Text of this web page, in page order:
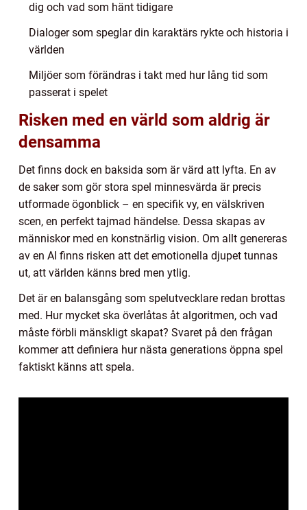
dig och vad som hänt tidigare
Dialoger som speglar din karaktärs rykte och historia i
världen
Miljöer som förändras i takt med hur lång tid som
passerat i spelet
Risken med en värld som aldrig är
densamma
Det finns dock en baksida som är värd att lyfta. En av
de saker som gör stora spel minnesvärda är precis
utformade ögonblick – en specifik vy, en välskriven
scen, en perfekt tajmad händelse. Dessa skapas av
människor med en konstnärlig vision. Om allt genereras
av en AI finns risken att det emotionella djupet tunnas
ut, att världen känns bred men ytlig.
Det är en balansgång som spelutvecklare redan brottas
med. Hur mycket ska överlåtas åt algoritmen, och vad
måste förbli mänskligt skapat? Svaret på den frågan
kommer att definiera hur nästa generations öppna spel
faktiskt känns att spela.